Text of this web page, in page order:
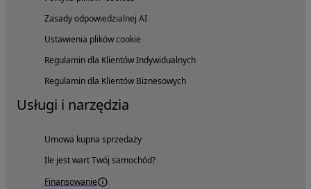
Zasady odpowiedzialnej AI
Ustawienia plików cookie
Regulamin dla Klientów Indywidualnych
Regulamin dla Klientów Biznesowych
Usługi i narzędzia
Umowa kupna sprzedaży
Ile jest wart Twój samochód?
Finansowanie